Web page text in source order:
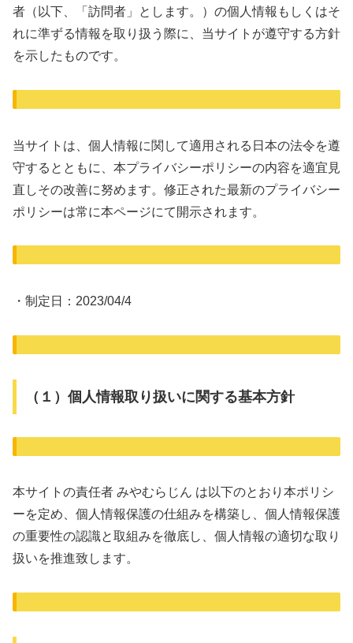
者（以下、「訪問者」とします。）の個人情報もしくはそ
れに準ずる情報を取り扱う際に、当サイトが遵守する方針
を示したものです。
当サイトは、個人情報に関して適用される日本の法令を遵
守するとともに、本プライバシーポリシーの内容を適宜見
直しその改善に努めます。修正された最新のプライバシー
ポリシーは常に本ページにて開示されます。
・制定日：2023/04/4
（１）個人情報取り扱いに関する基本方針
本サイトの責任者 みやむらじん は以下のとおり本ポリシ
ーを定め、個人情報保護の仕組みを構築し、個人情報保護
の重要性の認識と取組みを徹底し、個人情報の適切な取り
扱いを推進致します。